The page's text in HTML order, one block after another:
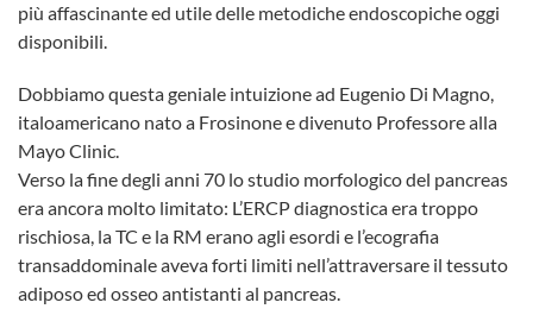
più affascinante ed utile delle metodiche endoscopiche oggi
disponibili.
Dobbiamo questa geniale intuizione ad Eugenio Di Magno,
italoamericano nato a Frosinone e divenuto Professore alla
Mayo Clinic.
Verso la fine degli anni 70 lo studio morfologico del pancreas
era ancora molto limitato: L’ERCP diagnostica era troppo
rischiosa, la TC e la RM erano agli esordi e l’ecografia
transaddominale aveva forti limiti nell’attraversare il tessuto
adiposo ed osseo antistanti al pancreas.